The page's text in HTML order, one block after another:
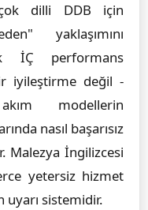
dilli DDB için
yaklaşımını
İÇ performans
iyileştirme değil -
modellerin
nasıl başarısız
Malezya İngilizcesi
yetersiz hizmet
sistemidir.